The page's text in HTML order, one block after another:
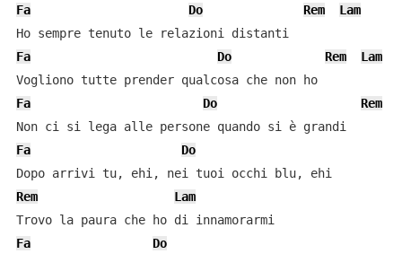
Fa
Do Rem
Lam
Fa
Do Rem
Lam
Vogliono tutte prender qualcosa che non ho
Fa
Do Rem
Fa
Do
Rem
Lam
Fa
Do